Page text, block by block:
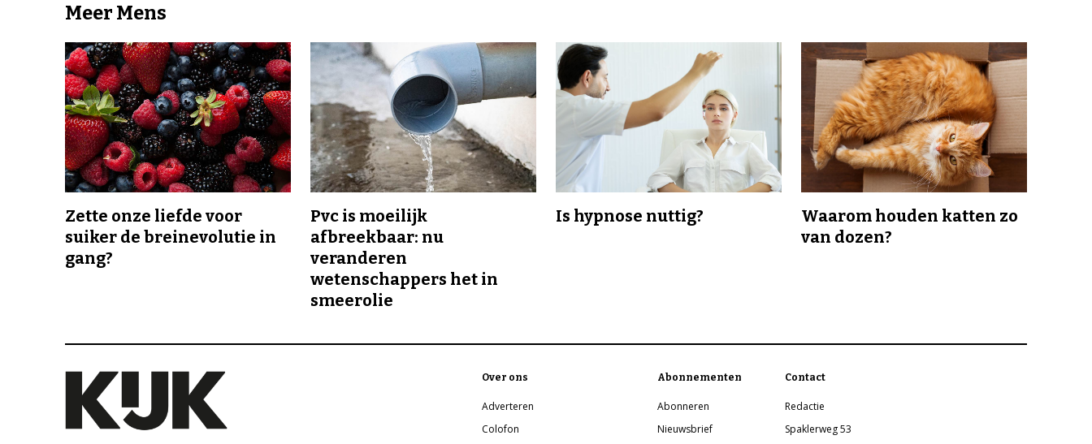
Meer Mens
Zette onze liefde voor
suiker de breinevolutie in
gang?
Pvc is moeilijk
afbreekbaar: nu
veranderen
wetenschappers het in
smeerolie
Is hypnose nuttig?
Waarom houden katten zo
van dozen?
Over ons
Adverteren
Colofon
Abonnementen
Abonneren
Nieuwsbrief
Contact
Redactie
Spaklerweg 53